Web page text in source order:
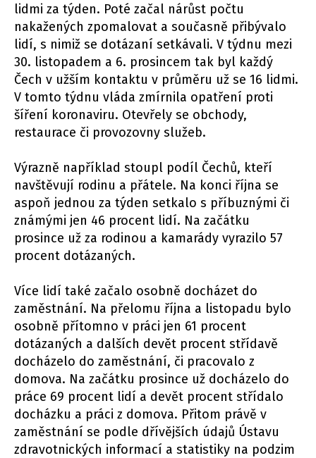
lidmi za týden. Poté začal nárůst počtu
nakažených zpomalovat a současně přibývalo
lidí, s nimiž se dotázaní setkávali. V týdnu mezi
30. listopadem a 6. prosincem tak byl každý
Čech v užším kontaktu v průměru už se 16 lidmi.
V tomto týdnu vláda zmírnila opatření proti
šíření koronaviru. Otevřely se obchody,
restaurace či provozovny služeb.
Výrazně například stoupl podíl Čechů, kteří
navštěvují rodinu a přátele. Na konci října se
aspoň jednou za týden setkalo s příbuznými či
známými jen 46 procent lidí. Na začátku
prosince už za rodinou a kamarády vyrazilo 57
procent dotázaných.
Více lidí také začalo osobně docházet do
zaměstnání. Na přelomu října a listopadu bylo
osobně přítomno v práci jen 61 procent
dotázaných a dalších devět procent střídavě
docházelo do zaměstnání, či pracovalo z
domova. Na začátku prosince už docházelo do
práce 69 procent lidí a devět procent střídalo
docházku a práci z domova. Přitom právě v
zaměstnání se podle dřívějších údajů Ústavu
zdravotnických informací a statistiky na podzim